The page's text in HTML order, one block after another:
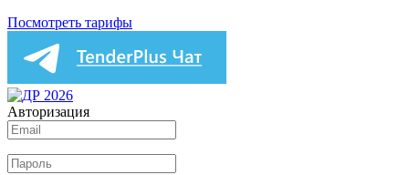
Посмотреть тарифы
Авторизация